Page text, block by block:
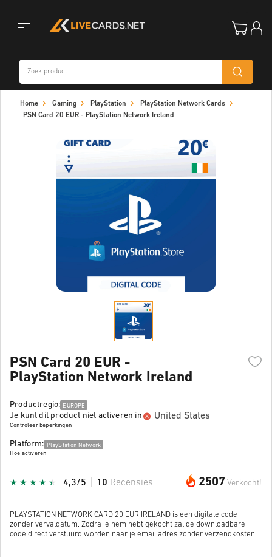
navigation
Home Gaming PlayStation
PlayStation Network Cards
PSN Card 20 EUR - PlayStation Network Ireland
PSN Card 20 EUR -
PlayStation Network Ireland
Productregio: EUROPE
Je kunt dit product niet activeren in United States
Controleer beperkingen
Platform: PlayStation Network
Hoe activeren
2507 Verkocht!
4,3/5 10 Recensies
PLAYSTATION NETWORK CARD 20 EUR IRELAND is een digitale code
zonder vervaldatum. Zodra je hem hebt gekocht zal de downloadbare
code direct verstuurd worden naar je email adres zonder verzendkosten.